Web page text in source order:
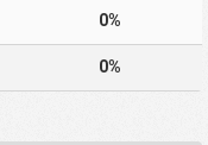
0%
0%